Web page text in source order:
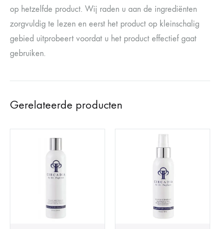
op hetzelfde product. Wij raden u aan de ingrediënten
zorgvuldig te lezen en eerst het product op kleinschalig
gebied uitprobeert voordat u het product effectief gaat
gebruiken.
Gerelateerde producten